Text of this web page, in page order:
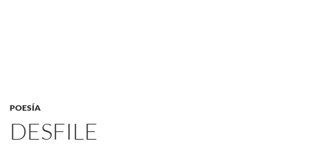
POESÍA
DESFILE